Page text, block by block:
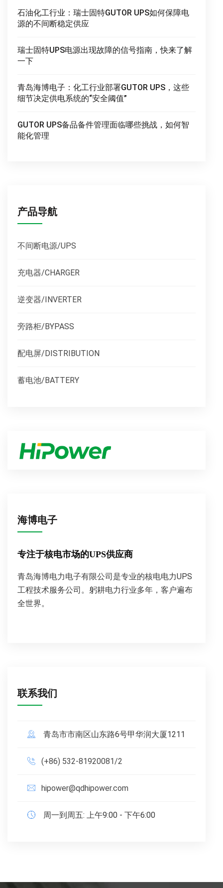
石油化工行业：瑞士固特GUTOR UPS如何保障电
源的不间断稳定供应
瑞士固特UPS电源出现故障的信号指南，快来了解
一下
青岛海博电子：化工行业部署GUTOR UPS，这些
细节决定供电系统的“安全阈值”
GUTOR UPS备品备件管理面临哪些挑战，如何智
能化管理
产品导航
不间断电源/UPS
充电器/CHARGER
逆变器/INVERTER
旁路柜/BYPASS
配电屏/DISTRIBUTION
蓄电池/BATTERY
海博电子
专注于核电市场的UPS供应商
青岛海博电力电子有限公司是专业的核电电力UPS
工程技术服务公司。躬耕电力行业多年，客户遍布
全世界。
联系我们
青岛市市南区山东路6号甲华润大厦1211
(+86) 532-81920081/2
hipower@qdhipower.com
周一到周五: 上午9:00 - 下午6:00